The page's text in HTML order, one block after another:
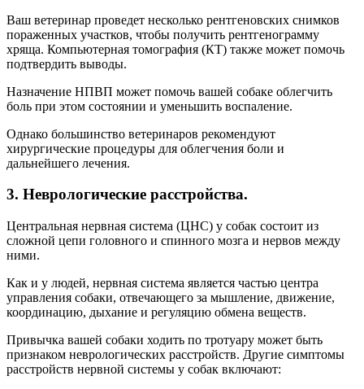
Ваш ветеринар проведет несколько рентгеновских снимков
пораженных участков, чтобы получить рентгенограмму
хряща. Компьютерная томография (КТ) также может помочь
подтвердить выводы.
Назначение НПВП может помочь вашей собаке облегчить
боль при этом состоянии и уменьшить воспаление.
Однако большинство ветеринаров рекомендуют
хирургические процедуры для облегчения боли и
дальнейшего лечения.
3. Неврологические расстройства.
Центральная нервная система (ЦНС) у собак состоит из
сложной цепи головного и спинного мозга и нервов между
ними.
Как и у людей, нервная система является частью центра
управления собаки, отвечающего за мышление, движение,
координацию, дыхание и регуляцию обмена веществ.
Привычка вашей собаки ходить по тротуару может быть
признаком неврологических расстройств. Другие симптомы
расстройств нервной системы у собак включают: